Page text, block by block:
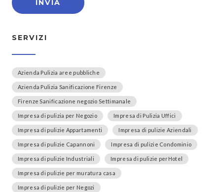
SERVIZI
Azienda Pulizia aree pubbliche
Azienda Pulizia Sanificazione Firenze
Firenze Sanificazione negozio Settimanale
Impresa di pulizia per Negozio Impresa di Pulizia Uffici
Impresa di pulizie Appartamenti Impresa di pulizie Aziendali
Impresa di pulizie Capannoni Impresa di pulizie Condominio
Impresa di pulizie Industriali Impresa di pulizie perHotel
Impresa di pulizie per muratura casa
Impresa di pulizie per Negozi